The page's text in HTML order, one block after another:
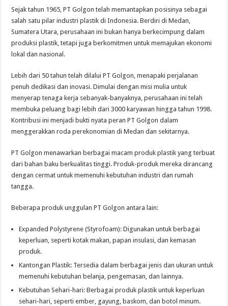
Sejak tahun 1965, PT Golgon telah memantapkan posisinya sebagai
salah satu pilar industri plastik di Indonesia. Berdiri di Medan,
Sumatera Utara, perusahaan ini bukan hanya berkecimpung dalam
produksi plastik, tetapi juga berkomitmen untuk memajukan ekonomi
lokal dan nasional.
Lebih dari 50 tahun telah dilalui PT Golgon, menapaki perjalanan
penuh dedikasi dan inovasi. Dimulai dengan misi mulia untuk
menyerap tenaga kerja sebanyak-banyaknya, perusahaan ini telah
membuka peluang bagi lebih dari 3000 karyawan hingga tahun 1998.
Kontribusi ini menjadi bukti nyata peran PT Golgon dalam
menggerakkan roda perekonomian di Medan dan sekitarnya.
PT Golgon menawarkan berbagai macam produk plastik yang terbuat
dari bahan baku berkualitas tinggi. Produk-produk mereka dirancang
dengan cermat untuk memenuhi kebutuhan industri dan rumah
tangga.
Beberapa produk unggulan PT Golgon antara lain:
Expanded Polystyrene (Styrofoam): Digunakan untuk berbagai
keperluan, seperti kotak makan, papan insulasi, dan kemasan
produk.
Kantongan Plastik: Tersedia dalam berbagai jenis dan ukuran untuk
memenuhi kebutuhan belanja, pengemasan, dan lainnya.
Kebutuhan Sehari-hari: Berbagai produk plastik untuk keperluan
sehari-hari, seperti ember, gayung, baskom, dan botol minum.